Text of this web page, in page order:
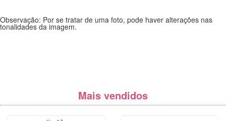
Observação: Por se tratar de uma foto, pode haver alterações nas
tonalidades da imagem.
Mais vendidos